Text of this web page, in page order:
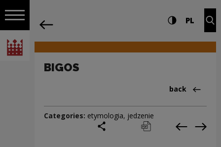
Open navigation
National Centre for Culture Poland
Navigation Settings and search
High contrast
PL
BIGOS
Back
back
Categories: etymologia, jedzenie
print pobierz Previous